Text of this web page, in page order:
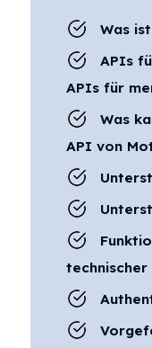
Was
APIs
APIs für
Was
API von
technischer